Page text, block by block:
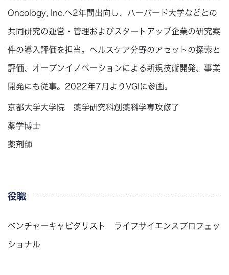
Oncology, Inc.へ2年間出向し、ハーバード大学などとの
共同研究の運営・管理およびスタートアップ企業の研究案
件の導入評価を担当。ヘルスケア分野のアセットの探索と
評価、オープンイノベーションによる新規技術開発、事業
開発にも従事。2022年7月よりVGIに参画。
京都大学大学院 薬学研究科創薬科学専攻修了
薬学博士
薬剤師
役職
ベンチャーキャピタリスト ライフサイエンスプロフェッ
ショナル